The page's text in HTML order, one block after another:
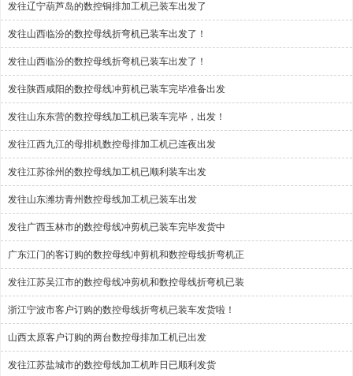
发往辽宁葫芦岛的数控铜排加工机已装车出发了
发往山西临汾的数控母线折弯机已装车出发了！
发往山西临汾的数控母线折弯机已装车出发了！
发往陕西咸阳的数控母线冲剪机已装车完毕准备出发
发往山东东营的数控母线加工机已装车完毕，出发！
发往江西九江的母排机数控母排加工机已连夜出发
发往江苏徐州的数控母线加工机已顺利装车出发
发往山东潍坊青州数控母线加工机已装车出发
发往广西玉林市的数控母线冲剪机已装车完毕发货中
广东江门的客订购的数控母线冲剪机和数控母线折弯机正
发往江苏吴江市的数控母线冲剪机和数控母线折弯机已装
浙江宁波市客户订购的数控母线折弯机已装车发货啦！
山西太原客户订购的两台数控母排加工机已出发
发往江苏盐城市的数控母线加工机昨日已顺利发货